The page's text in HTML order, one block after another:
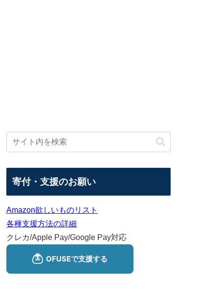
寄付・支援のお願い
Amazon欲しいものリスト
各種支援方法の詳細
クレカ/Apple Pay/Google Pay対応